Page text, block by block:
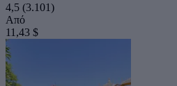
4,5 (3.101)
Από
11,43 $